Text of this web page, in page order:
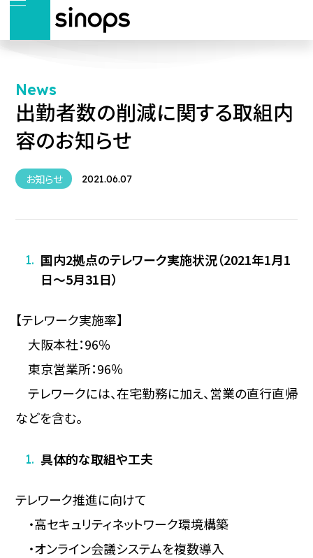
News
出勤者数の削減に関する取組内
容のお知らせ
お知らせ 2021.06.07
国内2拠点のテレワーク実施状況（2021年1月1
日～5月31日）
【テレワーク実施率】
大阪本社：96％
東京営業所：96％
テレワークには、在宅勤務に加え、営業の直行直帰
などを含む。
具体的な取組や工夫
テレワーク推進に向けて
・高セキュリティネットワーク環境構築
・オンライン会議システムを複数導入